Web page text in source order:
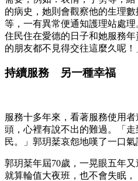
的病史，她則會觀察他的生理
等，一有異常便通知護理站處
住民住在愛德的日子和她服務
的朋友都不見得交往這麼久呢！
持續服務 另一種幸福
服務十多年來，看著服務使用
頭，心裡有說不出的難過。「
民。」郭玥棻哀怨地嘆了一口氣
郭玥棻年屆70歲，一晃眼五年
就算輪值大夜班，也不會失眠